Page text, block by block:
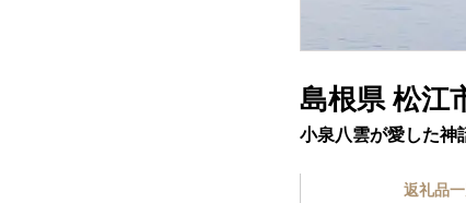
島根県 松江
小泉八雲が愛した神
返礼品